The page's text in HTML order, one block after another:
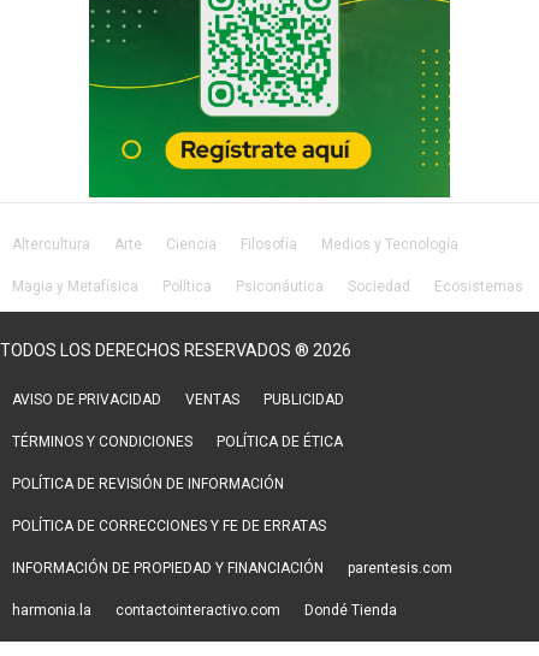
Altercultura Arte Ciencia Filosofía Medios y Tecnología
Magia y Metafísica Política Psiconáutica Sociedad Ecosistemas
TODOS LOS DERECHOS RESERVADOS ® 2026
AVISO DE PRIVACIDAD VENTAS PUBLICIDAD
TÉRMINOS Y CONDICIONES POLÍTICA DE ÉTICA
POLÍTICA DE REVISIÓN DE INFORMACIÓN
POLÍTICA DE CORRECCIONES Y FE DE ERRATAS
INFORMACIÓN DE PROPIEDAD Y FINANCIACIÓN parentesis.com
harmonia.la contactointeractivo.com Dondé Tienda